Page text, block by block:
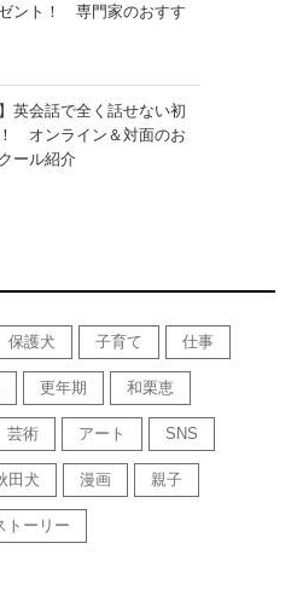
ント！ 専門家のおすす
】英会話で全く話せない初
オンライン＆対面のお
ール紹介
保護犬 子育て 仕事
更年期 和栗恵
芸術 アート SNS
田犬 漫画 親子
トーリー